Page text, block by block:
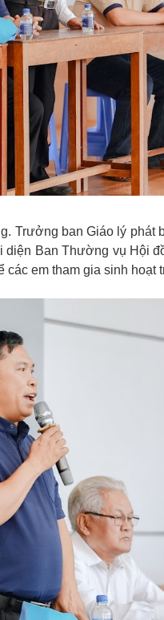
Trưởng ban Giáo lý phát
Ban Thường vụ Hội
em tham gia sinh hoạt